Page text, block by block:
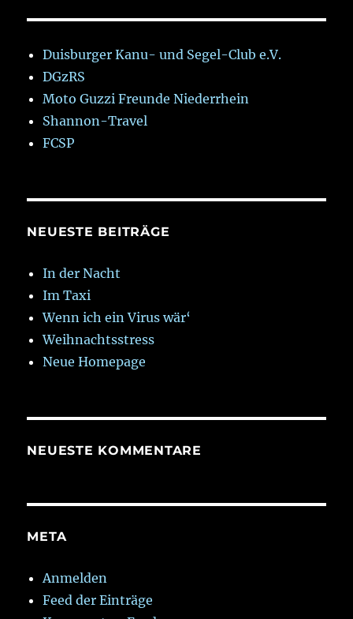
Duisburger Kanu- und Segel-Club e.V.
DGzRS
Moto Guzzi Freunde Niederrhein
Shannon-Travel
FCSP
NEUESTE BEITRÄGE
In der Nacht
Im Taxi
Wenn ich ein Virus wär‘
Weihnachtsstress
Neue Homepage
NEUESTE KOMMENTARE
META
Anmelden
Feed der Einträge